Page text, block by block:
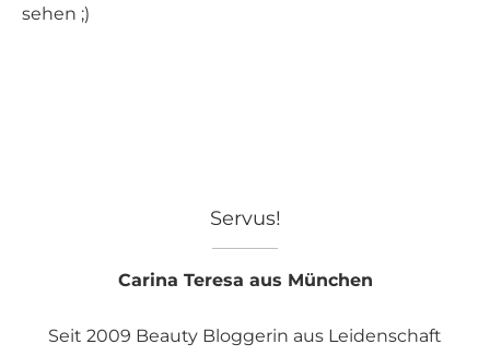
sehen ;)
Servus!
Carina Teresa aus München
Seit 2009 Beauty Bloggerin aus Leidenschaft